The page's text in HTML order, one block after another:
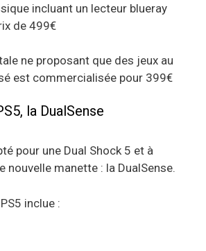
incluant un lecteur blueray
de 499€
ne proposant que des jeux au
est commercialisée pour 399€
la DualSense
pour une Dual Shock 5 et à
nouvelle manette : la DualSense.
inclue :